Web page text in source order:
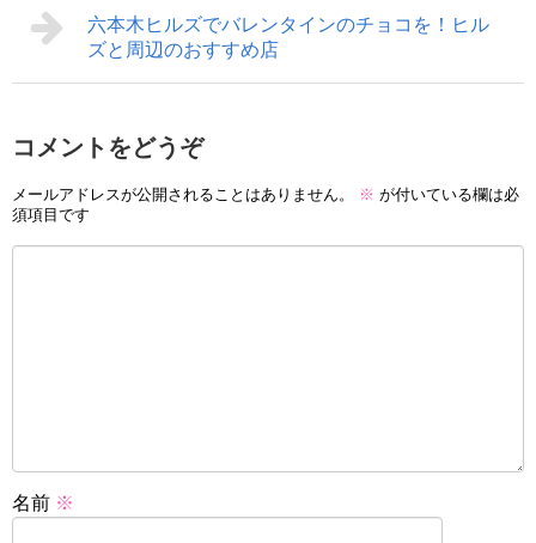
六本木ヒルズでバレンタインのチョコを！ヒル
ズと周辺のおすすめ店
コメントをどうぞ
メールアドレスが公開されることはありません。 ※ が付いている欄は必
須項目です
名前 ※